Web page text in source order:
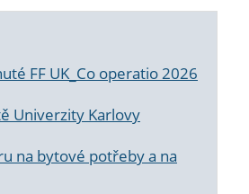
FF UK_Co operatio 2026
Univerzity Karlovy
na bytové potřeby a na